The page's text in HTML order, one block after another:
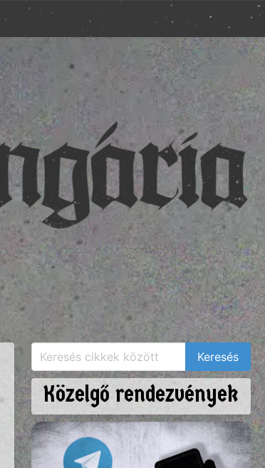
Közelgő rendezvények